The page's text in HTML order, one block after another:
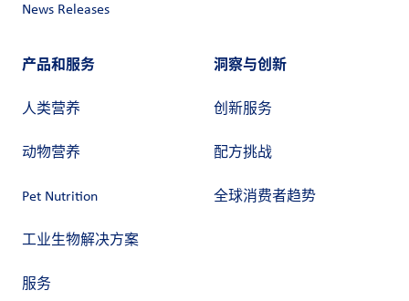
News Releases
产品和服务
人类营养
动物营养
Pet Nutrition
工业生物解决方案
服务
洞察与创新
创新服务
配方挑战
全球消费者趋势